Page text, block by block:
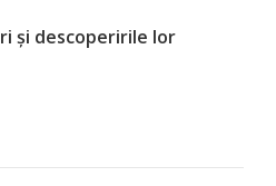
și descoperirile lor